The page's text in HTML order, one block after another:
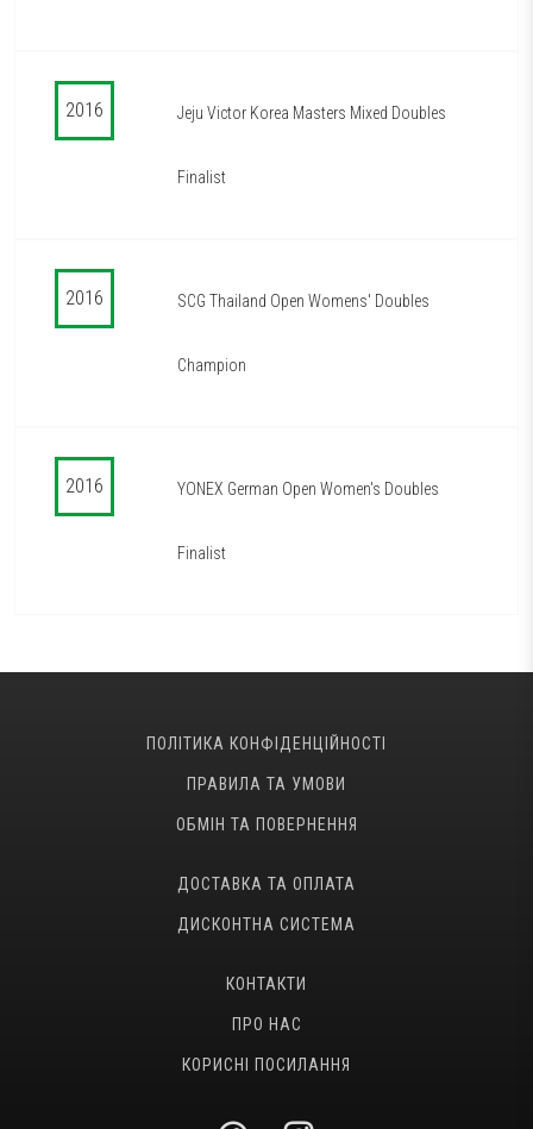
2016 Jeju Victor Korea Masters Mixed Doubles
Finalist
2016 SCG Thailand Open Womens' Doubles
Champion
2016 YONEX German Open Women's Doubles
Finalist
ПОЛІТИКА КОНФІДЕНЦІЙНОСТІ
ПРАВИЛА ТА УМОВИ
ОБМІН ТА ПОВЕРНЕННЯ
ДОСТАВКА ТА ОПЛАТА
ДИСКОНТНА СИСТЕМА
КОНТАКТИ
ПРО НАС
КОРИСНІ ПОСИЛАННЯ